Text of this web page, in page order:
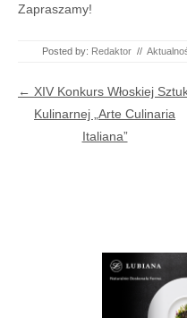
Zapraszamy!
Posted by: Redaktor //
Post navigation
← XIV Konkurs Włoskiej
Kulinarnej „Arte Culinaria
Italiana”